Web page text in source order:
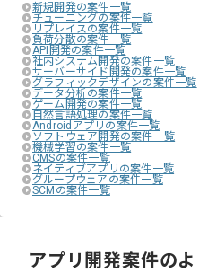
新規開発の案件一覧
チューニングの案件一覧
リプレイスの案件一覧
負荷分散の案件一覧
API開発の案件一覧
社内システム開発の案件一覧
サーバーサイド開発の案件一覧
グラフィックデザインの案件一覧
データ分析の案件一覧
ゲーム開発の案件一覧
自然言語処理の案件一覧
Androidアプリの案件一覧
ソフトウェア開発の案件一覧
機械学習の案件一覧
CMSの案件一覧
ネイティブアプリの案件一覧
グループウェアの案件一覧
SCMの案件一覧
アプリ開発案件の